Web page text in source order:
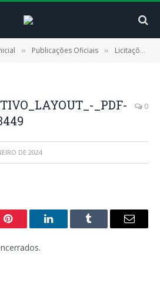
» Publicações Oficiais » Licitações
_PDF-
0
DE 2024
Pinterest LinkedInTumblr
E-